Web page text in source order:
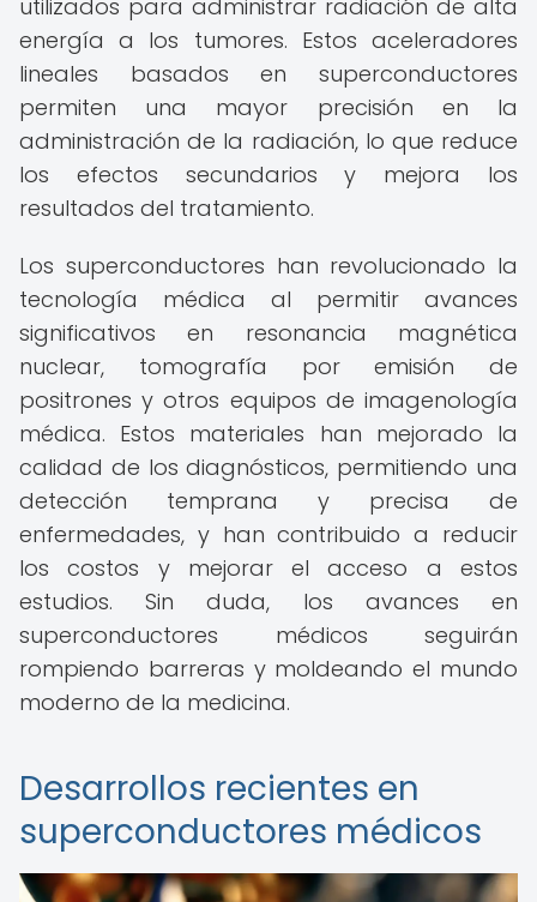
utilizados para administrar radiación de alta
energía a los tumores. Estos aceleradores
lineales basados en superconductores
permiten una mayor precisión en la
administración de la radiación, lo que reduce
los efectos secundarios y mejora los
resultados del tratamiento.
Los superconductores han revolucionado la
tecnología médica al permitir avances
significativos en resonancia magnética
nuclear, tomografía por emisión de
positrones y otros equipos de imagenología
médica. Estos materiales han mejorado la
calidad de los diagnósticos, permitiendo una
detección temprana y precisa de
enfermedades, y han contribuido a reducir
los costos y mejorar el acceso a estos
estudios. Sin duda, los avances en
superconductores médicos seguirán
rompiendo barreras y moldeando el mundo
moderno de la medicina.
Desarrollos recientes en
superconductores médicos